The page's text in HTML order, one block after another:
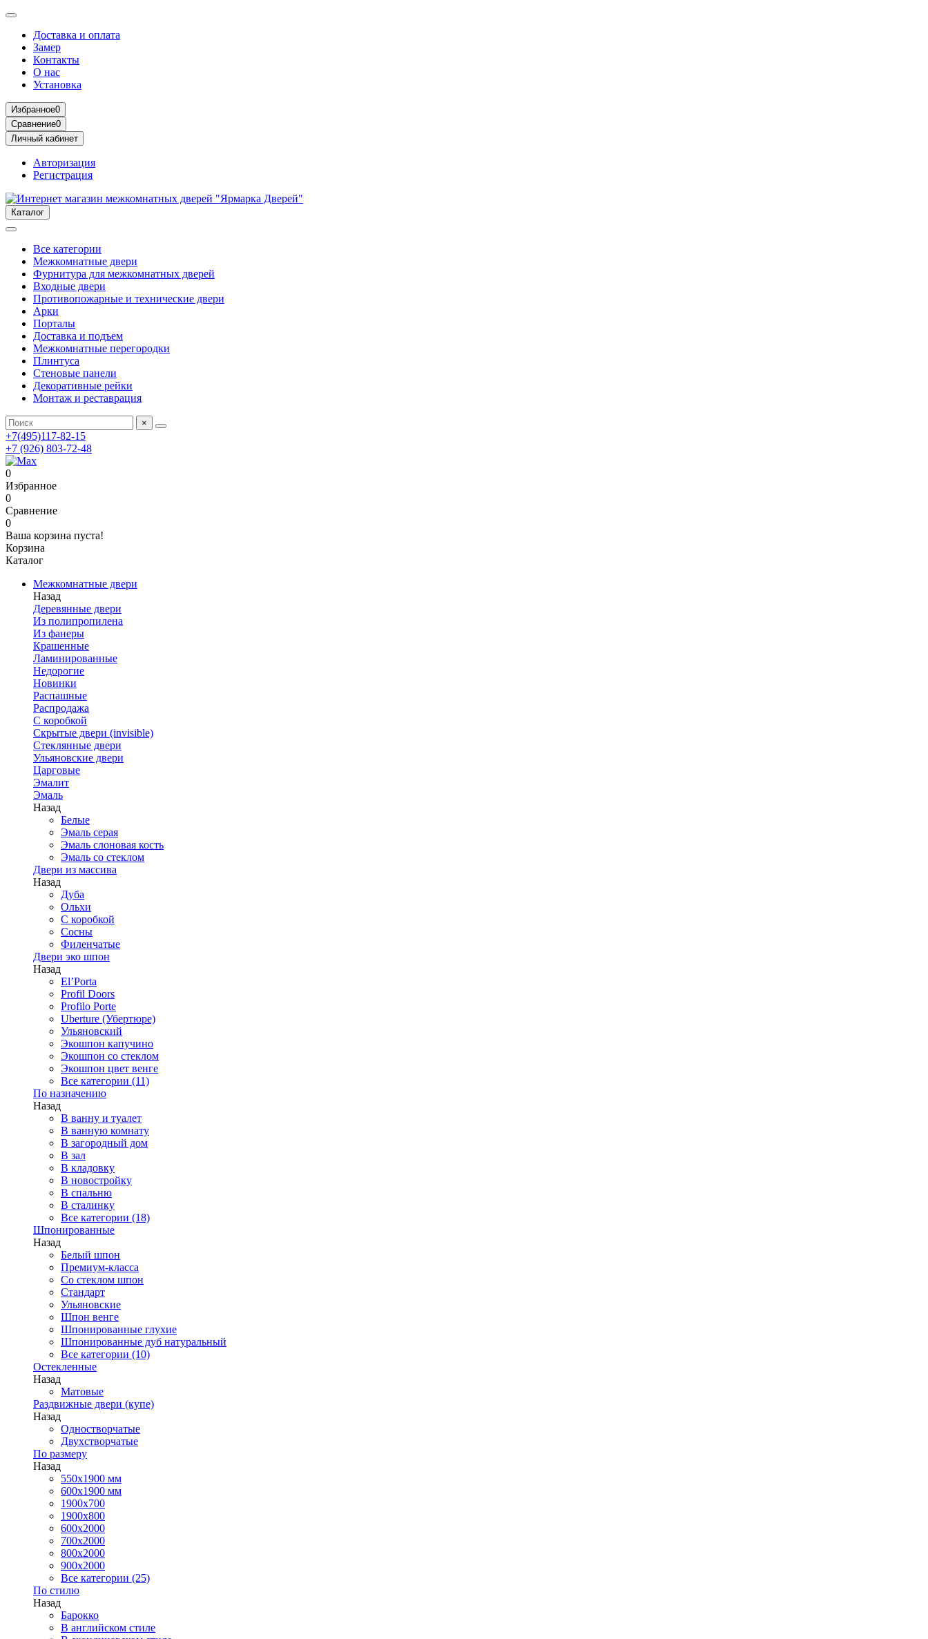
Доставка и оплата
Замер
Контакты
О нас
Установка
Избранное0
Сравнение0
Личный кабинет
Авторизация
Регистрация
Каталог
Все категории
Межкомнатные двери
Фурнитура для межкомнатных дверей
Входные двери
Противопожарные и технические двери
Арки
Порталы
Доставка и подъем
Межкомнатные перегородки
Плинтуса
Стеновые панели
Декоративные рейки
Монтаж и реставрация
×
+7(495)117-82-15
+7 (926) 803-72-48
0
Избранное
0
Сравнение
0
Ваша корзина пуста!
Корзина
Каталог
Межкомнатные двери
Назад
Деревянные двери
Из полипропилена
Из фанеры
Крашенные
Ламинированные
Недорогие
Новинки
Распашные
Распродажа
С коробкой
Скрытые двери (invisible)
Стеклянные двери
Ульяновские двери
Царговые
Эмалит
Эмаль
Назад
Белые
Эмаль серая
Эмаль слоновая кость
Эмаль со стеклом
Двери из массива
Назад
Дуба
Ольхи
С коробкой
Сосны
Филенчатые
Двери эко шпон
Назад
El’Porta
Profil Doors
Profilo Porte
Uberture (Убертюре)
Ульяновский
Экошпон капучино
Экошпон со стеклом
Экошпон цвет венге
Все категории (11)
По назначению
Назад
В ванну и туалет
В ванную комнату
В загородный дом
В зал
В кладовку
В новостройку
В спальню
В сталинку
Все категории (18)
Шпонированные
Назад
Белый шпон
Премиум-класса
Со стеклом шпон
Стандарт
Ульяновские
Шпон венге
Шпонированные глухие
Шпонированные дуб натуральный
Все категории (10)
Остекленные
Назад
Матовые
Раздвижные двери (купе)
Назад
Одностворчатые
Двухстворчатые
По размеру
Назад
550x1900 мм
600x1900 мм
1900х700
1900х800
600x2000
700x2000
800x2000
900x2000
Все категории (25)
По стилю
Назад
Барокко
В английском стиле